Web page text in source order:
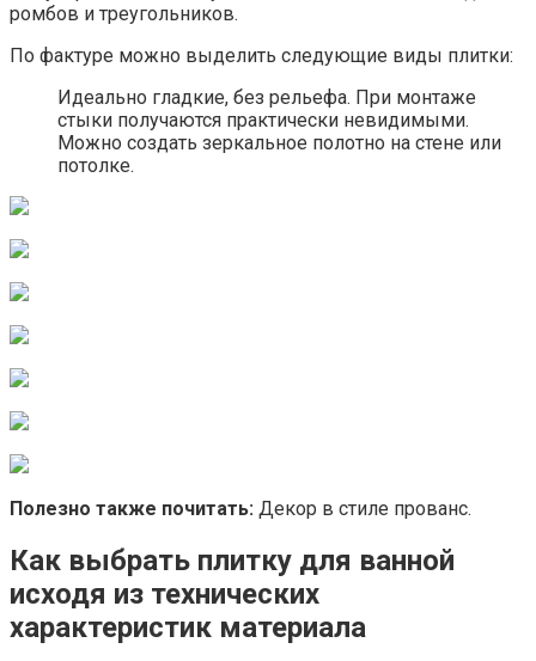
ромбов и треугольников.
По фактуре можно выделить следующие виды плитки:
Идеально гладкие, без рельефа. При монтаже
стыки получаются практически невидимыми.
Можно создать зеркальное полотно на стене или
потолке.
Полезно также почитать: Декор в стиле прованс.
Как выбрать плитку для ванной
исходя из технических
характеристик материала